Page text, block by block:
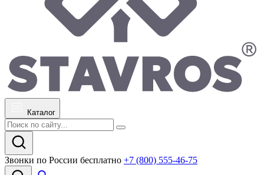
Каталог
Звонки по России бесплатно +7 (800) 555-46-75